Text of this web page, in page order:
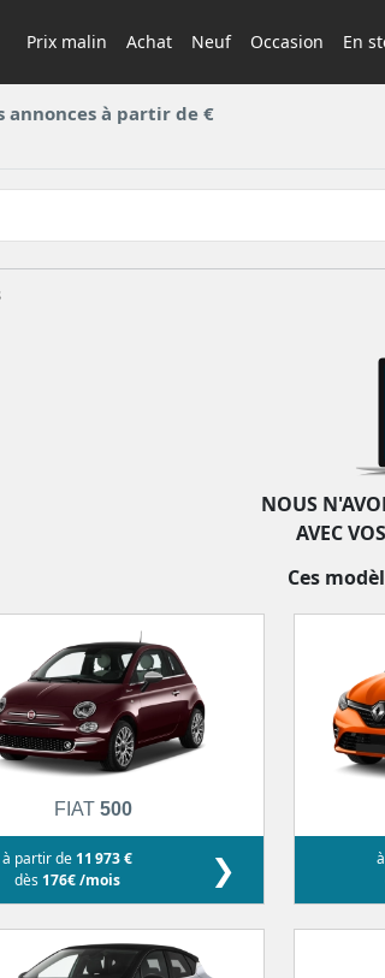
Prix malin Achat Neuf Occasion En
annonces à partir de €
NOUS
AVEC
Ces
FIAT500
à partir de 11 973 €
dès 176€ /mois ❯